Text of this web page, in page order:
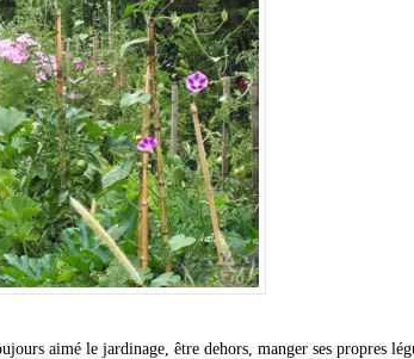
aimé le jardinage, être dehors, manger ses propres